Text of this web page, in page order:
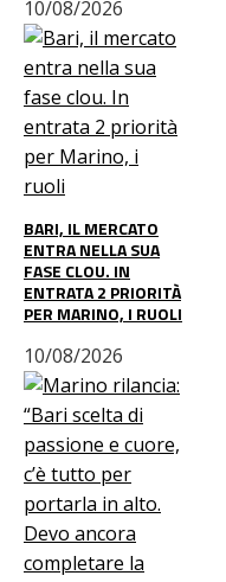
10/08/2026
BARI, IL MERCATO
ENTRA NELLA SUA
FASE CLOU. IN
ENTRATA 2 PRIORITÀ
PER MARINO, I RUOLI
10/08/2026